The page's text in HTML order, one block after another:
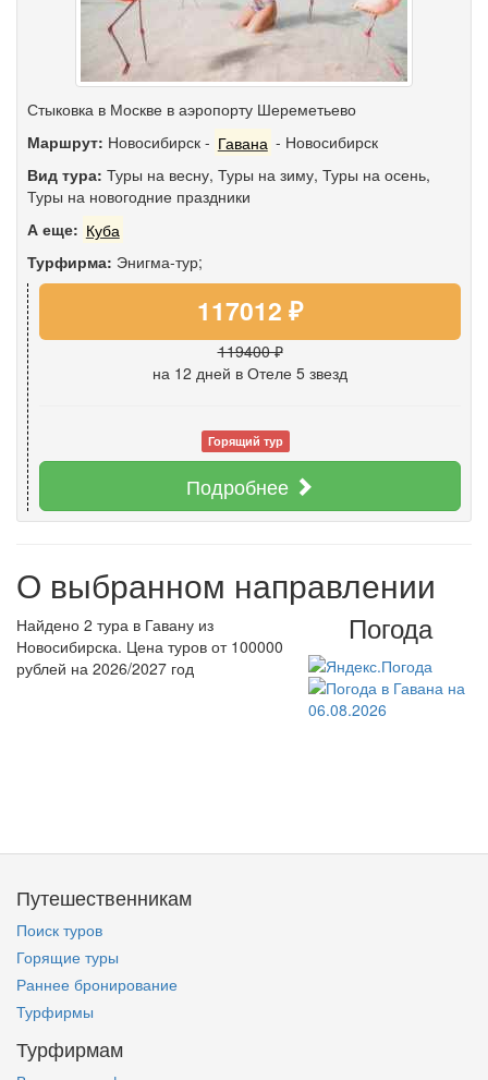
Стыковка в Москве в аэропорту Шереметьево
Маршрут: Новосибирск - Гавана - Новосибирск
Вид тура: Туры на весну, Туры на зиму, Туры на осень,
Туры на новогодние праздники
А еще: Куба
Турфирма: Энигма-тур;
117012 ₽
119400 ₽
на 12 дней в Отеле 5 звезд
Горящий тур
Подробнее
О выбранном направлении
Погода
Найдено 2 тура в Гавану из
Новосибирска. Цена туров от 100000
рублей на 2026/2027 год
Путешественникам
Поиск туров
Горящие туры
Раннее бронирование
Турфирмы
Турфирмам